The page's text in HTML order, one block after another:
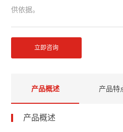
供依据。
立即咨询
产品概述 产品特
产品概述